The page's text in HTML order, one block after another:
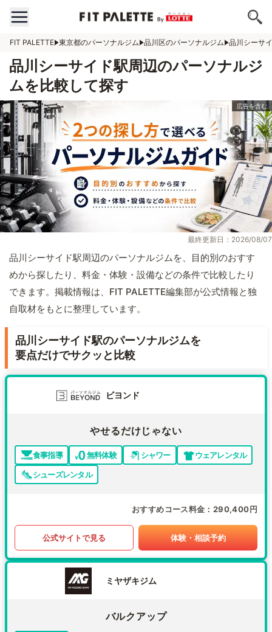
FIT PALETTE 東京都のパーソナルジム 品川区のパーソナルジム 品川シーサ
品川シーサイド駅周辺のパーソナルジ
ムを比較して探す
最終更新日：2026/08/07
品川シーサイド駅周辺のパーソナルジムを、目的別のおすす
めから探したり、料金・体験・設備などの条件で比較したり
できます。掲載情報は、FIT PALETTE編集部が公式情報と独
自取材をもとに整理しています。
品川シーサイド駅のパーソナルジムを
要点だけでサクッと比較
ビヨンド
やせるだけじゃない
食事指導 無料体験 シャワー
ウェアレンタル
シューズレンタル
おすすめコース料金 290,400円
公式サイトで見る 体験・相談予約
ミヤザキジム
バルクアップ